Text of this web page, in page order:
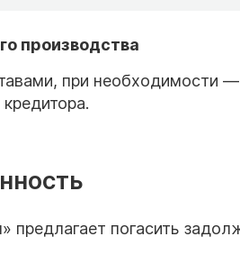
производства
при необходимости
предлагает погасить